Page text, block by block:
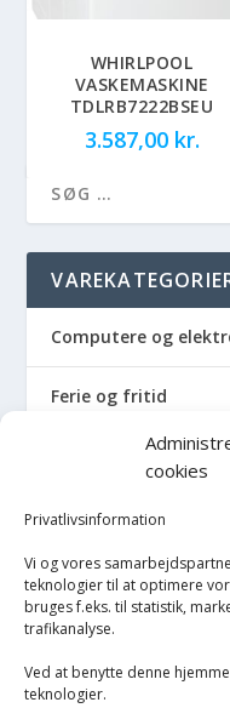
cookies
Privatlivsinformation
Vi og vores
teknologier til at optimere
bruges f.eks. til statistik,
trafikanalyse.
Ved at benytte denne
teknologier.
WHIRLPOOL
VASKEMASKINE
TDLRB7222BSEU
3.587,00 kr.
Computere og
Ferie og fritid
Hus og have
Havemaskiner
Hvidevarer
Køkken
Opvarmning